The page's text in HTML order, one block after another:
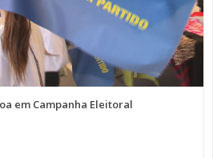
em Campanha Eleitoral